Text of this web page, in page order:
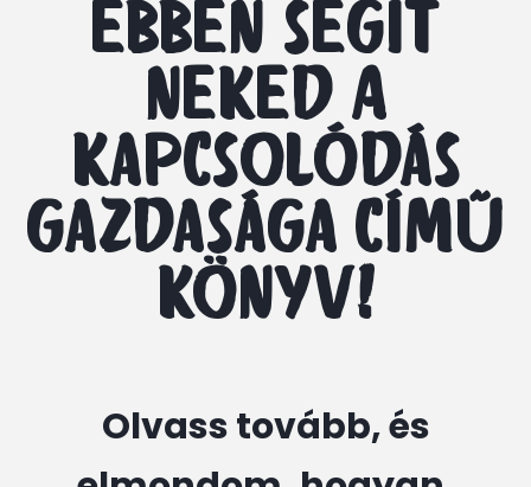
ebben segít
neked A
kapcsolódás
gazdasága című
könyv!
Olvass tovább, és